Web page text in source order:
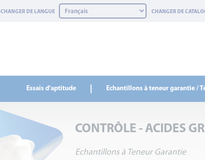
CHANGER DE LANGUE CHANGER DE
Essais d'aptitude Echantillons à teneur garantie /
CONTRÔLE - ACIDES
Echantillons à Teneur Garantie